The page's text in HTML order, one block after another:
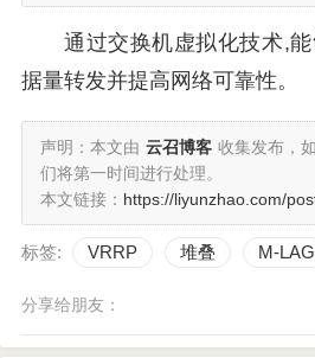
通过交换机虚拟化技术,
据量转发并提高网络可靠性。
声明：本文由 云召博客 收集发布，
们将第一时间进行处理。
本文链接： https://liyunzhao.com/
标签: VRRP 堆叠 M-LAG
分享给朋友：